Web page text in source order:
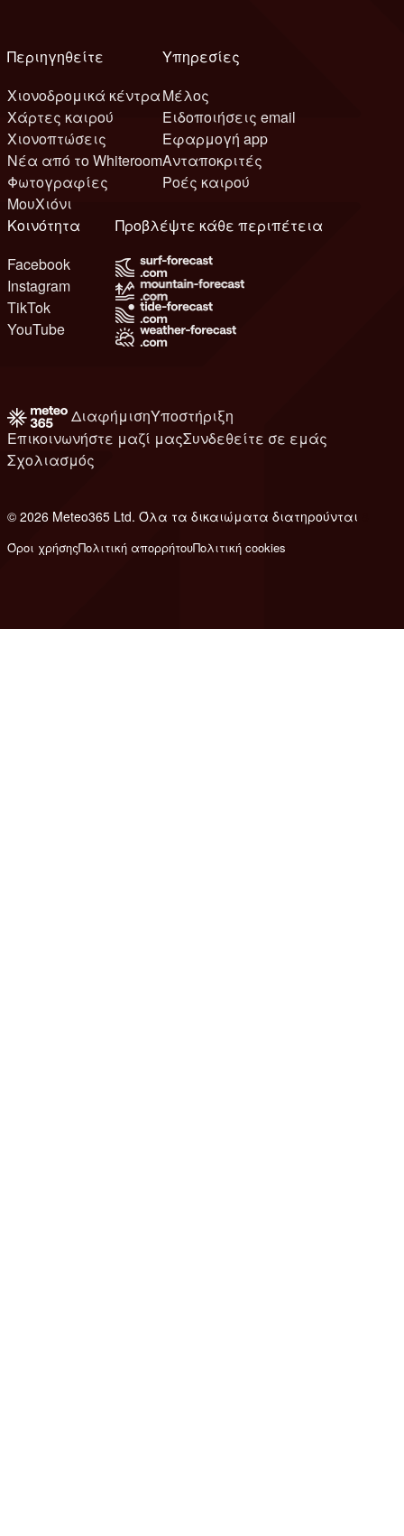
Περιηγηθείτε
Χιονοδρομικά κέντρα
Χάρτες καιρού
Χιονοπτώσεις
Νέα από το Whiteroom
Φωτογραφίες
ΜουΧιόνι
Υπηρεσίες
Μέλος
Ειδοποιήσεις email
Εφαρμογή app
Ανταποκριτές
Ροές καιρού
Κοινότητα
Facebook
Instagram
TikTok
YouTube
Προβλέψτε κάθε περιπέτεια
ΔιαφήμισηΥποστήριξη
Επικοινωνήστε μαζί μαςΣυνδεθείτε σε εμάς
Σχολιασμός
© 2026 Meteo365 Ltd. Όλα τα δικαιώματα διατηρούνται
Όροι χρήσηςΠολιτική απορρήτουΠολιτική cookies